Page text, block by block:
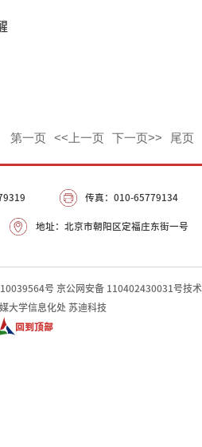
第一页 <<上一页 下一页>> 尾页
传真：010-65779134
地址：北京市朝阳区定福庄东街一号
号 京公网安备 110402430031号技术
大学信息化处 苏迪科技
回到顶部